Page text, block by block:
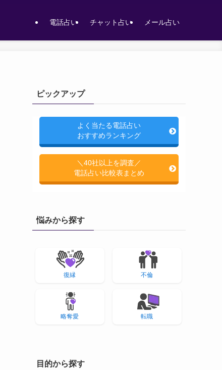
電話占い チャット占い メール占い
ピックアップ
よく当たる電話占い
おすすめランキング
＼40社以上を調査／
電話占い比較表まとめ
悩みから探す
復縁 不倫
略奪愛 転職
目的から探す